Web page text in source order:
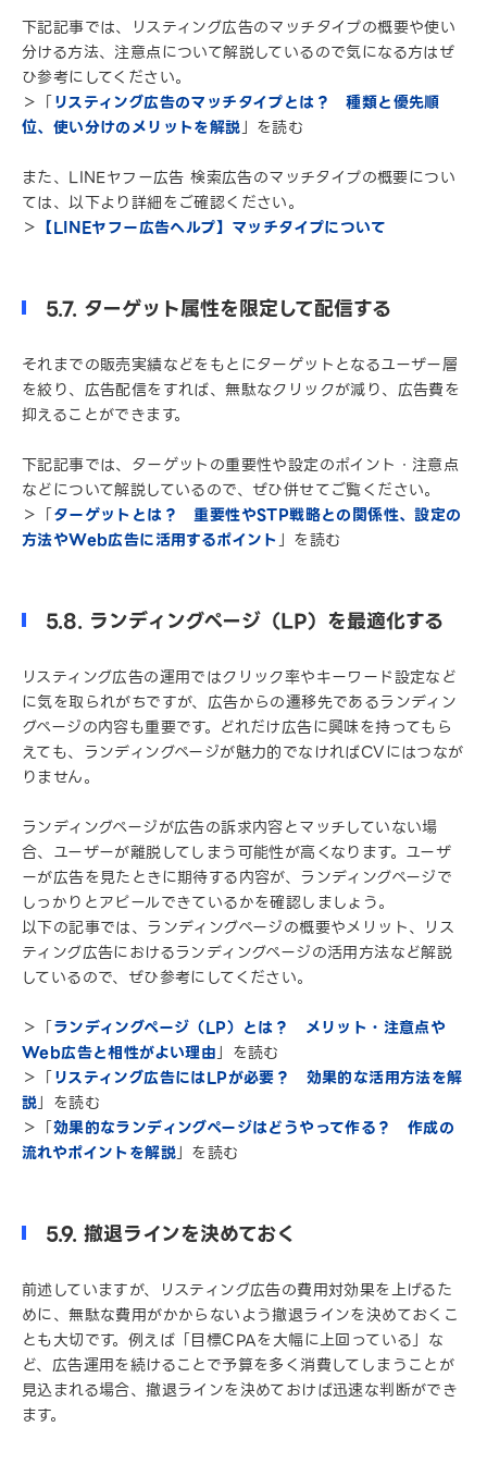
下記記事では、リスティング広告のマッチタイプの概要や使い
分ける方法、注意点について解説しているので気になる方はぜ
ひ参考にしてください。
＞「リスティング広告のマッチタイプとは？ 種類と優先順
位、使い分けのメリットを解説」を読む
また、LINEヤフー広告 検索広告のマッチタイプの概要につい
ては、以下より詳細をご確認ください。
＞ 【LINEヤフー広告ヘルプ】マッチタイプについて
5.7. ターゲット属性を限定して配信する
それまでの販売実績などをもとにターゲットとなるユーザー層
を絞り、広告配信をすれば、無駄なクリックが減り、広告費を
抑えることができます。
下記記事では、ターゲットの重要性や設定のポイント・注意点
などについて解説しているので、ぜひ併せてご覧ください。
＞「ターゲットとは？ 重要性やSTP戦略との関係性、設定の
方法やWeb広告に活用するポイント」を読む
5.8. ランディングページ（LP）を最適化する
リスティング広告の運用ではクリック率やキーワード設定など
に気を取られがちですが、広告からの遷移先であるランディン
グページの内容も重要です。どれだけ広告に興味を持ってもら
えても、ランディングページが魅力的でなければCVにはつなが
りません。
ランディングページが広告の訴求内容とマッチしていない場
合、ユーザーが離脱してしまう可能性が高くなります。ユーザ
ーが広告を見たときに期待する内容が、ランディングページで
しっかりとアピールできているかを確認しましょう。
以下の記事では、ランディングページの概要やメリット、リス
ティング広告におけるランディングページの活用方法など解説
しているので、ぜひ参考にしてください。
＞「ランディングページ（LP）とは？ メリット・注意点や
Web広告と相性がよい理由」を読む
＞「リスティング広告にはLPが必要？ 効果的な活用方法を解
説」を読む
＞「効果的なランディングページはどうやって作る？ 作成の
流れやポイントを解説」を読む
5.9. 撤退ラインを決めておく
前述していますが、リスティング広告の費用対効果を上げるた
めに、無駄な費用がかからないよう撤退ラインを決めておくこ
とも大切です。例えば「目標CPAを大幅に上回っている」な
ど、広告運用を続けることで予算を多く消費してしまうことが
見込まれる場合、撤退ラインを決めておけば迅速な判断ができ
ます。